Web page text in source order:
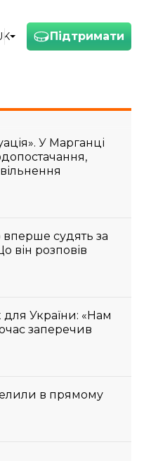
Підтримати
У Марганці
вперше судять за
він розповів
України: «Нам
заперечив
в прямому